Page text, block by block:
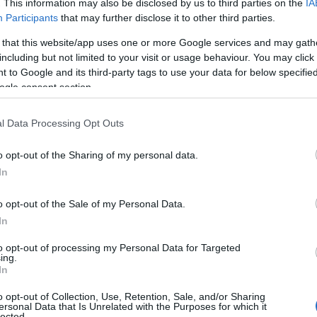
This information may also be disclosed by us to third parties on the
Participants that may further disclose it to other third parties.
that this website/app uses one or more Google services and may
but not limited to your visit or usage behaviour. You may
to Google and its third-party tags to use your data for below
consent section.
Data Processing Opt Outs
opt-out of the Sharing of my personal data.
opt-out of the Sale of my Personal Data.
opt-out of processing my Personal Data for Targeted
opt-out of Collection, Use, Retention, Sale, and/or Sharing
Data that Is Unrelated with the Purposes for which it
des études récentes.
fatigue oculaire. Selon l’étude de Wu
System in Office Space
qui imite la lumière du jour – réduit
travail.
lampe de bureau à spectre complet.
afin de maintenir un contraste
protège vos yeux au quotidien.
anthocyanines
, occupent une place de
Kalt (Recent Research on the
que la consommation régulière de
.